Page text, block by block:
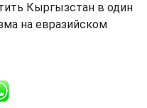
Кыргызстан в один
на евразийском